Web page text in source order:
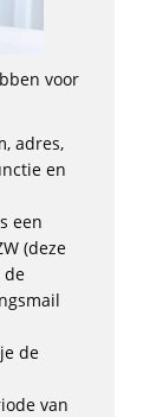
voor
adres,
en
een
(deze
de
de
van